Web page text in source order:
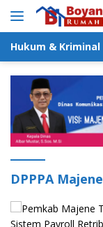
Langsung
Hukum & Kriminal
DPPPA Majene